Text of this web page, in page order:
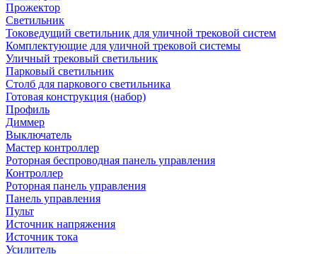
Прожектор
Светильник
Токоведущий светильник для уличной трековой систем
Комплектующие для уличной трековой системы
Уличный трековый светильник
Парковый светильник
Столб для паркового светильника
Готовая конструкция (набор)
Профиль
Диммер
Выключатель
Мастер контроллер
Роторная беспроводная панель управления
Контроллер
Роторная панель управления
Панель управления
Пульт
Источник напряжения
Источник тока
Усилитель